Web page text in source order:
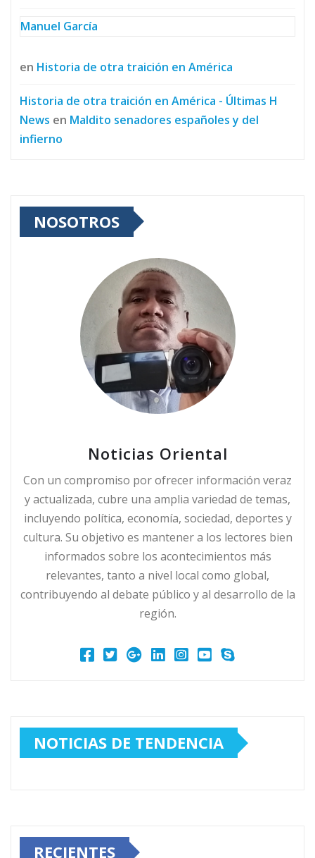
Manuel García
en Historia de otra traición en América
Historia de otra traición en América - Últimas H
News en Maldito senadores españoles y del
infierno
NOSOTROS
Noticias Oriental
Con un compromiso por ofrecer información veraz
y actualizada, cubre una amplia variedad de temas,
incluyendo política, economía, sociedad, deportes y
cultura. Su objetivo es mantener a los lectores bien
informados sobre los acontecimientos más
relevantes, tanto a nivel local como global,
contribuyendo al debate público y al desarrollo de la
región.
NOTICIAS DE TENDENCIA
RECIENTES